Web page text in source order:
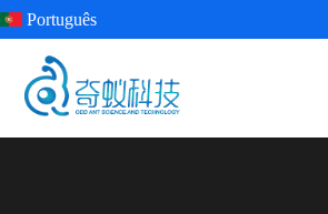
Português